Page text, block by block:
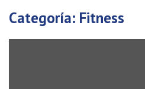
Categoría: Fitness